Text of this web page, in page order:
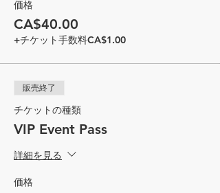
価格
CA$40.00
+チケット手数料CA$1.00
販売終了
チケットの種類
VIP Event Pass
詳細を見る
価格